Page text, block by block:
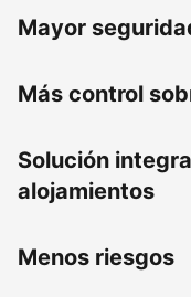
Mayor
Más control
Solución
alojamientos
Menos riesgos